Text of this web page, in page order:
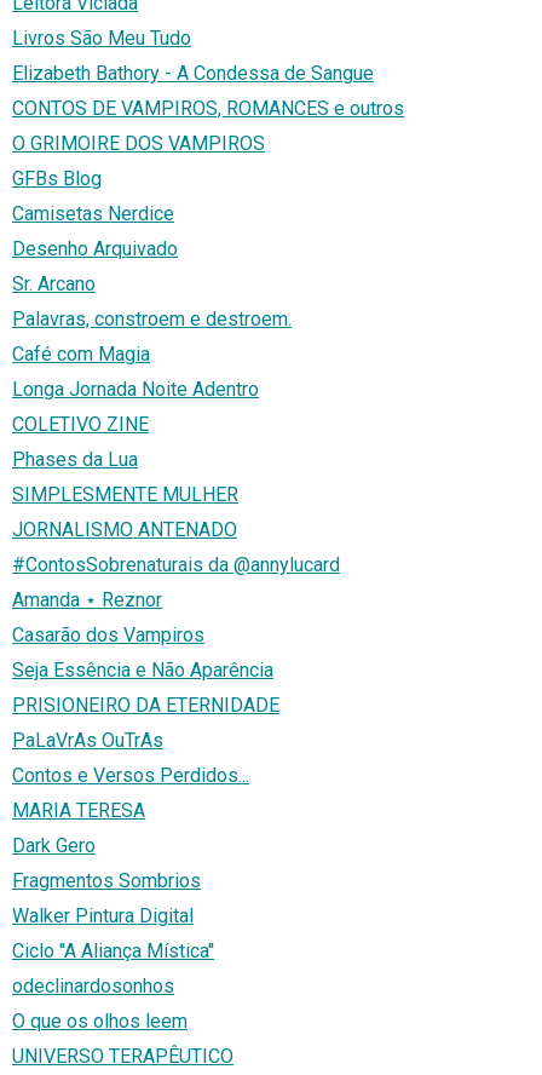
Livros São Meu Tudo
Elizabeth Bathory - A Condessa de Sangue
CONTOS DE VAMPIROS, ROMANCES e outros
O GRIMOIRE DOS VAMPIROS
GFBs Blog
Camisetas Nerdice
Desenho Arquivado
Sr. Arcano
Palavras, constroem e destroem.
Café com Magia
Longa Jornada Noite Adentro
COLETIVO ZINE
Phases da Lua
SIMPLESMENTE MULHER
JORNALISMO ANTENADO
#ContosSobrenaturais da @annylucard
Amanda ⋆ Reznor
Casarão dos Vampiros
Seja Essência e Não Aparência
PRISIONEIRO DA ETERNIDADE
PaLaVrAs OuTrAs
Contos e Versos Perdidos...
MARIA TERESA
Dark Gero
Fragmentos Sombrios
Walker Pintura Digital
Ciclo ''A Aliança Mística''
odeclinardosonhos
O que os olhos leem
UNIVERSO TERAPÊUTICO